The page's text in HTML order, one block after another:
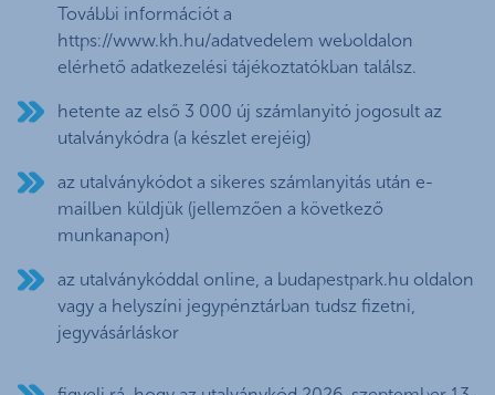
További információt a
https://www.kh.hu/adatvedelem weboldalon
elérhető adatkezelési tájékoztatókban találsz.
hetente az első 3 000 új számlanyitó jogosult az
utalványkódra (a készlet erejéig)
az utalványkódot a sikeres számlanyitás után e-
mailben küldjük (jellemzően a következő
munkanapon)
az utalványkóddal online, a budapestpark.hu oldalon
vagy a helyszíni jegypénztárban tudsz fizetni,
jegyvásárláskor